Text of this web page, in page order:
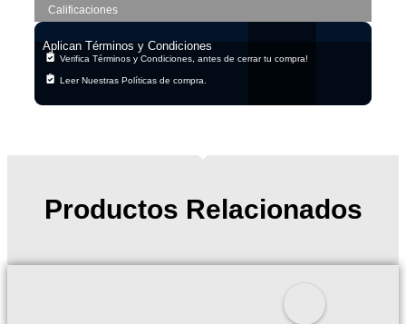
Calificaciones
Aplican Términos y Condiciones
Verifica Términos y Condiciones, antes de cerrar tu compra!
Leer Nuestras Políticas de compra.
Productos Relacionados